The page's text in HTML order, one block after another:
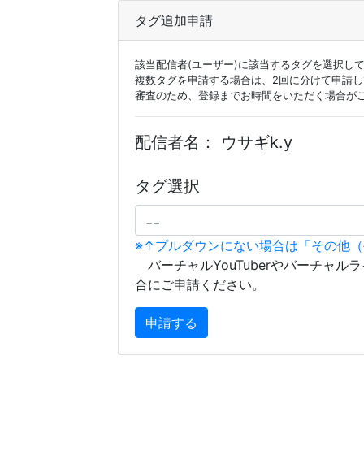
タグ追加申請
該当配信者(ユーザー)に該当するタグを選択し
複数タグを申請する場合は、2回に分けて申請
審査のため、登録までお時間をいただく場合が
配信者名： ウサギk.y
タグ選択
※↑プルダウンにない場合は「その他
バーチャルYouTuberやバーチャル
合にご申請ください。
申請する